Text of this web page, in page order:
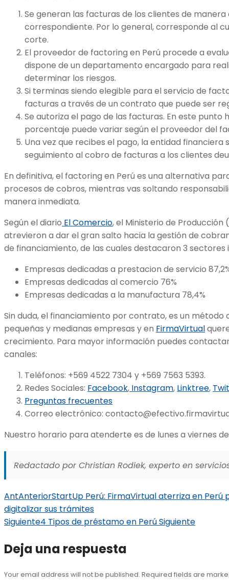
Se generan las facturas de los clientes de manera
correspondiente. Por lo general, corresponde al
corte.
El proveedor de factoring en Perú procede a
dispone de un departamento encargado para
determinar los riesgos.
Si terminas siendo elegible para el servicio de
facturas a través de un contrato que puede ser
Se autoriza el pago de las facturas. En este punto
porcentaje puede variar según el proveedor del
Una vez que recibes el pago, la entidad financiera
seguimiento al cobro de facturas a los clientes
En definitiva, el factoring en Perú es una alternativa
procesos de cobros, mientras vas soltando
manera inmediata.
Según el diario El Comercio, el Ministerio de Producción
atrevieron a dar el gran salto hacia la gestión de
de financiamiento, de las cuales destacaron 3
Empresas dedicadas a prestacion de servicio
Empresas dedicadas al comercio 76%
Empresas dedicadas a la manufactura 78,4%
Sin duda, el financiamiento por contrato, es un
pequeñas y medianas empresas y en FirmaVirtual
crecimiento. Para mayor información puedes
canales:
Teléfonos: +569 4522 7304 y +569 7563 5393.
Redes Sociales: Facebook, Instagram, Linktree,
Preguntas frecuentes
Correo electrónico:
Nuestro horario para atenderte es de lunes a viernes de
Redactado por Christian Rodiek, experto en
AntAnteriorStartUp Perú: FirmaVirtual aterriza en Perú
digitalizar sus trámites
Siguiente4 Tipos de préstamo en PerúSiguiente
Deja una respuesta
Your email address will not be published. Required fields are